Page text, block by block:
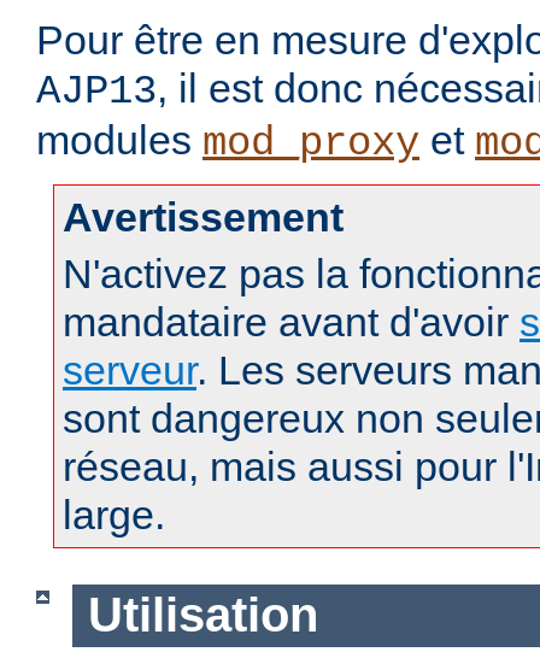
Pour être en mesure
AJP13, il est donc
modules mod_proxy et
Avertissement
N'activez pas la
mandataire avant d'avoir
serveur. Les serveurs
sont dangereux non
réseau, mais aussi pour
large.
Utilisation